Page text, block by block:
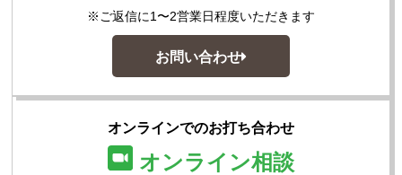
※ご返信に1〜2営業日程度いただきます
お問い合わせ
オンラインでのお打ち合わせ
オンライン相談